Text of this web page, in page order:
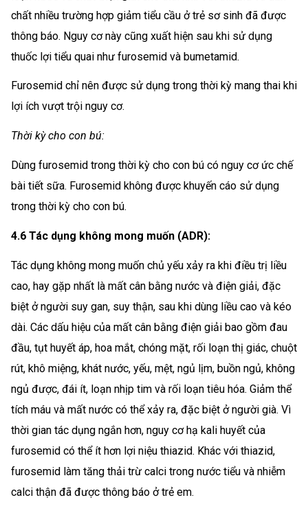
chất nhiều trường hợp giảm tiểu cầu ở trẻ sơ sinh đã được
thông báo. Nguy cơ này cũng xuất hiện sau khi sử dụng
thuốc lợi tiểu quai như furosemid và bumetamid.
Furosemid chỉ nên được sử dụng trong thời kỳ mang thai khi
lợi ích vượt trội nguy cơ.
Thời kỳ cho con bú:
Dùng furosemid trong thời kỳ cho con bú có nguy cơ ức chế
bài tiết sữa. Furosemid không được khuyến cáo sử dụng
trong thời kỳ cho con bú.
4.6 Tác dụng không mong muốn (ADR):
Tác dụng không mong muốn chủ yếu xảy ra khi điều trị liều
cao, hay gặp nhất là mất cân bằng nước và điện giải, đặc
biệt ở người suy gan, suy thận, sau khi dùng liều cao và kéo
dài. Các dấu hiệu của mất cân bằng điện giải bao gồm đau
đầu, tụt huyết áp, hoa mắt, chóng mặt, rối loạn thị giác, chuột
rút, khô miệng, khát nước, yếu, mệt, ngủ lịm, buồn ngủ, không
ngủ được, đái ít, loạn nhịp tim và rối loạn tiêu hóa. Giảm thể
tích máu và mất nước có thể xảy ra, đặc biệt ở người già. Vì
thời gian tác dụng ngắn hơn, nguy cơ hạ kali huyết của
furosemid có thể ít hơn lợi niệu thiazid. Khác với thiazid,
furosemid làm tăng thải trừ calci trong nước tiểu và nhiễm
calci thận đã được thông báo ở trẻ em.